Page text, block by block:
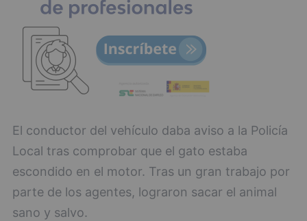
El conductor del vehículo daba aviso a la Policía
Local tras comprobar que el gato estaba
escondido en el motor. Tras un gran trabajo por
parte de los agentes, lograron sacar el animal
sano y salvo.